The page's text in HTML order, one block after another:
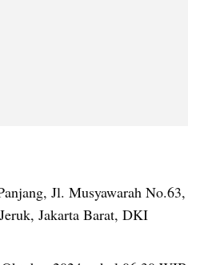
Jl. Musyawarah No.63,
Jakarta Barat, DKI